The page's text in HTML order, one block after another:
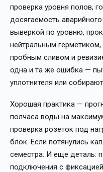
проверка уровня полов,
досягаемость
выверкой по уровню,
нейтральным
пробным сливом и
одна и та же ошибка —
уплотнителя или
Хорошая практика —
полчаса воды на
проверка розеток под
блок. Если потянулись
семестра. И еще деталь:
подключения с